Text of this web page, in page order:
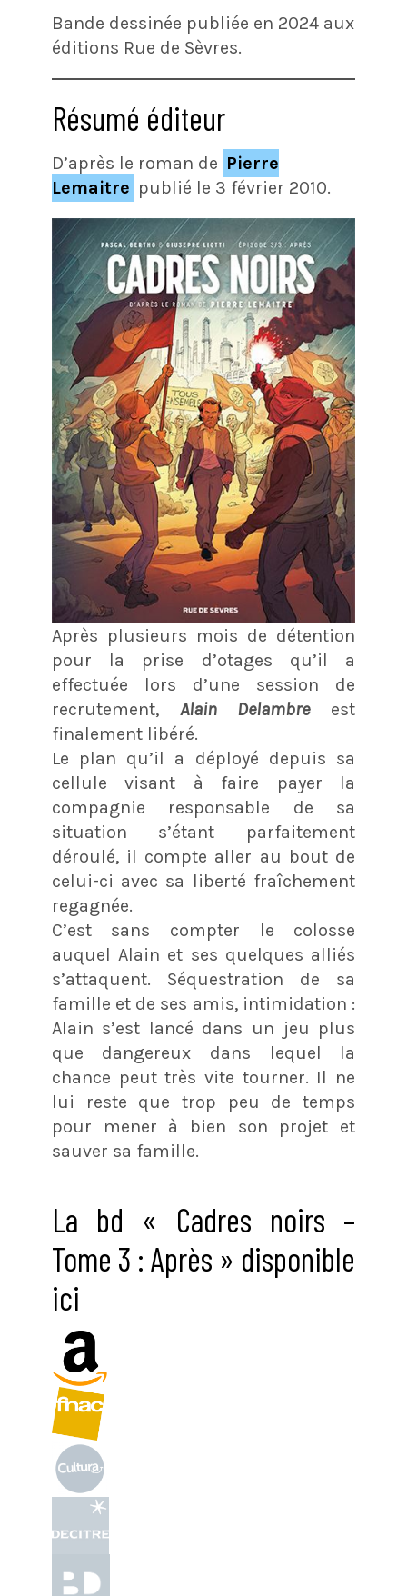
Bande dessinée publiée en 2024 aux
éditions Rue de Sèvres.
Résumé éditeur
D’après le roman de Pierre
Lemaitre publié le 3 février 2010.
Après plusieurs mois de détention
pour la prise d’otages qu’il a
effectuée lors d’une session de
recrutement, Alain Delambreest
finalement libéré.
Le plan qu’il a déployé depuis sa
cellule visant à faire payer la
compagnie responsable de sa
situation s’étant parfaitement
déroulé, il compte aller au bout de
celui-ci avec sa liberté fraîchement
regagnée.
C’est sans compter le colosse
auquel Alain et ses quelques alliés
s’attaquent. Séquestration de sa
famille et de ses amis, intimidation :
Alain s’est lancé dans un jeu plus
que dangereux dans lequel la
chance peut très vite tourner. Il ne
lui reste que trop peu de temps
pour mener à bien son projet et
sauver sa famille.
La bd « Cadres noirs –
Tome 3 : Après » disponible
ici